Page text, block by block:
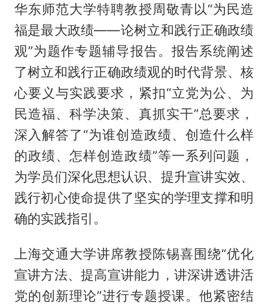
华东师范大学特聘教授周敬青以“为民造
福是最大政绩——论树立和践行正确政绩
观”为题作专题辅导报告。报告系统阐述
了树立和践行正确政绩观的时代背景、核
心要义与实践要求，紧扣“立党为公、为
民造福、科学决策、真抓实干”总要求，
深入解答了“为谁创造政绩、创造什么样
的政绩、怎样创造政绩”等一系列问题，
为学员们深化思想认识、提升宣讲实效、
践行初心使命提供了坚实的学理支撑和明
确的实践指引。
上海交通大学讲席教授陈锡喜围绕“优化
宣讲方法、提高宣讲能力，讲深讲透讲活
党的创新理论”进行专题授课。他紧密结